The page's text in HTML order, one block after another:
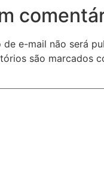
de e-mail não será
são marcados